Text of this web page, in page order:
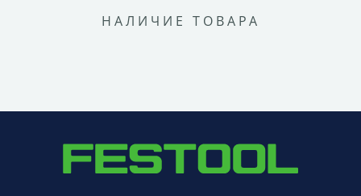
НАЛИЧИЕ ТОВАРА